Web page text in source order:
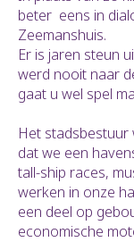
beter eens in
Zeemanshuis.
Er is jaren steun
werd nooit naar
gaat u wel spel
Het stadsbestuur
dat we een
tall-ship races,
werken in onze
een deel op
economische